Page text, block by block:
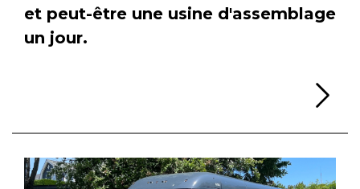
et peut-être une usine d'assemblage
un jour.